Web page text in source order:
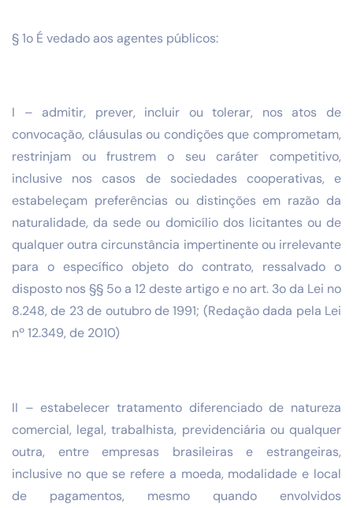
§ 1o É vedado aos agentes públicos:
I – admitir, prever, incluir ou tolerar, nos atos de
convocação, cláusulas ou condições que comprometam,
restrinjam ou frustrem o seu caráter competitivo,
inclusive nos casos de sociedades cooperativas, e
estabeleçam preferências ou distinções em razão da
naturalidade, da sede ou domicílio dos licitantes ou de
qualquer outra circunstância impertinente ou irrelevante
para o específico objeto do contrato, ressalvado o
disposto nos §§ 5o a 12 deste artigo e no art. 3o da Lei no
8.248, de 23 de outubro de 1991; (Redação dada pela Lei
nº 12.349, de 2010)
II – estabelecer tratamento diferenciado de natureza
comercial, legal, trabalhista, previdenciária ou qualquer
outra, entre empresas brasileiras e estrangeiras,
inclusive no que se refere a moeda, modalidade e local
de pagamentos, mesmo quando envolvidos